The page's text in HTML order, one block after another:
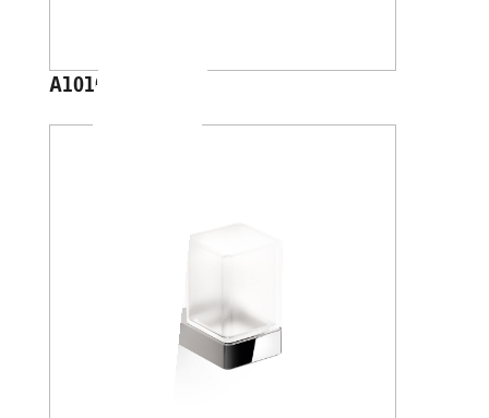
A1010A